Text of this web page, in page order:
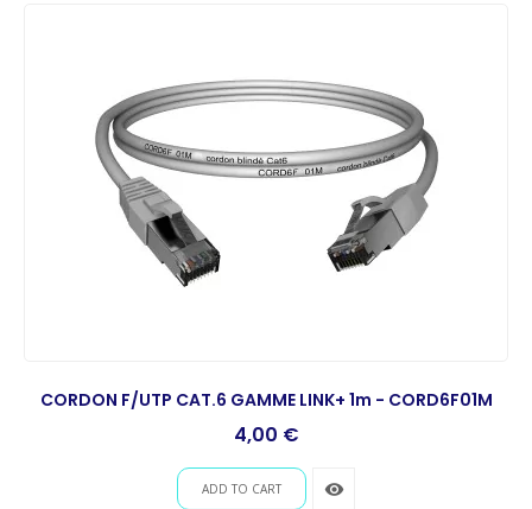
CORDON F/UTP CAT.6 GAMME LINK+ 1m - CORD6F01M
Prix
4,00 €
ADD TO CART remove_red_eye